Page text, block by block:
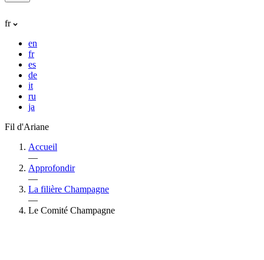
fr
en
fr
es
de
it
ru
ja
Fil d'Ariane
Accueil
—
Approfondir
—
La filière Champagne
—
Le Comité Champagne